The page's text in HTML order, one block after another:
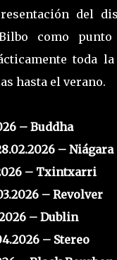
del
como
toda
hasta el verano.
– Buddha
– Niágara
– Txintxarri
– Revolver
– Dublin
– Stereo